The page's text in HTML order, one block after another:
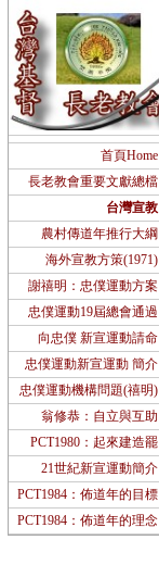
首頁Home
長老教會重要文獻總檔
台灣宣教
農村傳道年推行大綱
海外宣教方策(1971)
謝禧明：忠僕運動方案
忠僕運動19屆總會通過
向忠僕 新宣運動請命
忠僕運動新宣運動 簡介
忠僕運動機構問題(禧明)
翁修恭：自立與互助
PCT1980：起來建造罷
21世紀新宣運動簡介
PCT1984：佈道年的目標
PCT1984：佈道年的理念